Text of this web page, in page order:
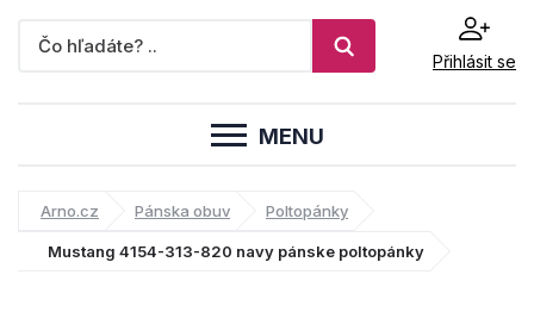
Přihlásit se
MENU
Arno.cz Pánska obuv Poltopánky
Mustang 4154-313-820 navy pánske poltopánky